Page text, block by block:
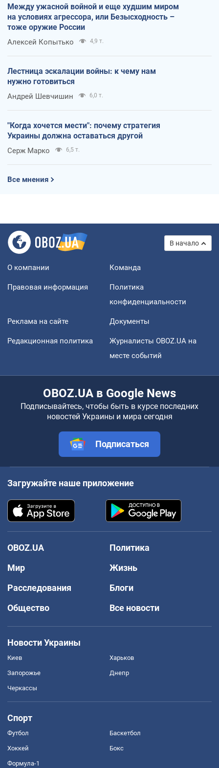
Между ужасной войной и еще худшим миром
на условиях агрессора, или Безысходность –
тоже оружие России
Алексей Копытько 4,9 т.
Лестница эскалации войны: к чему нам
нужно готовиться
Андрей Шевчишин 6,0 т.
"Когда хочется мести": почему стратегия
Украины должна оставаться другой
Серж Марко 6,5 т.
Все мнения
В начало
О компании Команда
Правовая информация
Политика
конфиденциальности
Реклама на сайте Документы
Редакционная политика
Журналисты OBOZ.UA на
месте событий
OBOZ.UA в Google News
Подписывайтесь, чтобы быть в курсе последних
новостей Украины и мира сегодня
Подписаться
Загружайте наше приложение
OBOZ.UA
Политика
Мир
Жизнь
Расследования
Блоги
Общество
Все новости
Новости Украины
Киев Харьков
Запорожье Днепр
Черкассы
Спорт
Футбол Баскетбол
Хоккей Бокс
Формула-1